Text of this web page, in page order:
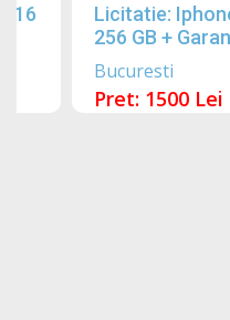
Licitatie:
256 GB +
Bucuresti
Pret: 1500 Lei